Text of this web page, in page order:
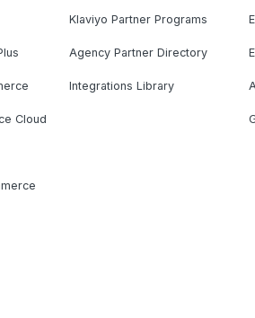
Cloud
Klaviyo Partner Programs
Agency Partner Directory
Integrations Library